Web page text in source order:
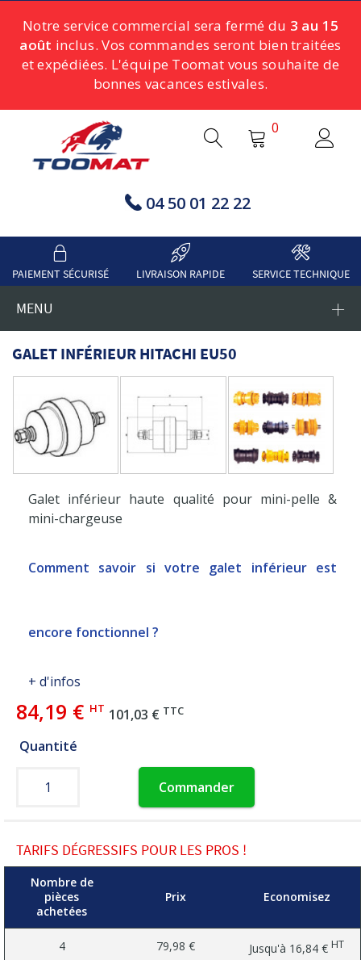
Notre service commercial sera fermé du 3 au 15
août inclus. Vos commandes seront bien traitées
et expédiées. L'équipe Toomat vous souhaite de
bonnes vacances estivales.
04 50 01 22 22
0
PAIEMENT SÉCURISÉ LIVRAISON RAPIDE SERVICE TECHNIQUE
MENU
GALET INFÉRIEUR HITACHI EU50
Galet inférieur haute qualité pour mini-pelle &
mini-chargeuse
Comment savoir si votre galet inférieur est
encore fonctionnel ?
+ d'infos
84,19 € HT 101,03 € TTC
Quantité
Commander
TARIFS DÉGRESSIFS POUR LES PROS !
Nombre de
pièces
achetées
Prix Economisez
4 79,98 € Jusqu'à 16,84 € HT